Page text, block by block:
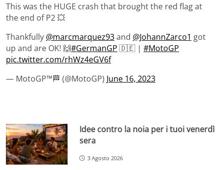
This was the HUGE crash that brought the red flag at
the end of P2 💥
Thankfully @marcmarquez93and @JohannZarco1 got
up and are OK! 🙌#GermanGP 🇩🇪 | #MotoGP
pic.twitter.com/rhWz4eGV6f
— MotoGP™🏁 (@MotoGP) June 16, 2023
Idee contro la noia per i tuoi venerdì
sera
3 Agosto 2026